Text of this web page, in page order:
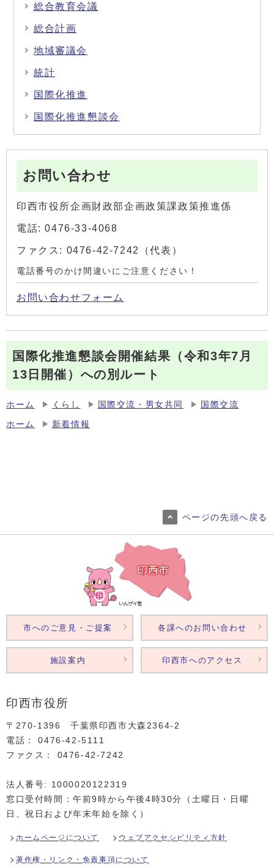
総合教育会議
総合計画
地域審議会
統計
国際化推進
国際化推進懇談会
お問い合わせ
印西市役所企画財政部企画政策課政策推進係
電話: 0476-33-4068
ファクス: 0476-42-7242（代表）
電話番号のかけ間違いにご注意ください！
お問い合わせフォーム
国際化推進懇談会開催結果（令和3年7月
13日開催）への別ルート
ホーム くらし 国際交流・男女共同 国際交流
ホーム 新着情報
ページの先頭へ戻る
印西市役所
〒270-1396 千葉県印西市大森2364‐2
電話： 0476‐42‐5111
ファクス： 0476‐42‐7242
法人番号: 1000020122319
窓口受付時間：午前9時から午後4時30分（土曜日・日曜
日、祝日および年末年始を除く）
ホームページについて ウェブアクセシビリティ方針
著作権・リンク・免責事項について
市へのご意見・ご提案 各課へのお問い合わせ
施設案内 印西市へのアクセス